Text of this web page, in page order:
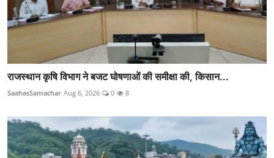
राजस्थान कृषि विभाग ने बजट घोषणाओं की समीक्षा की, किसान...
SaahasSamachar Aug 6, 2026 0 8